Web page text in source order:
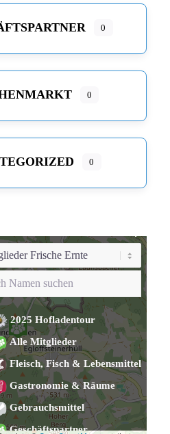
0
0
0
2025 Hofladentour
Alle Mitglieder
Fleisch, Fisch & Lebensmittel
Gastronomie & Räume
Gebrauchsmittel
Geschäftspartner